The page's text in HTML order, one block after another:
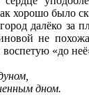
хорошо было
далёко за
не
«до
дном.